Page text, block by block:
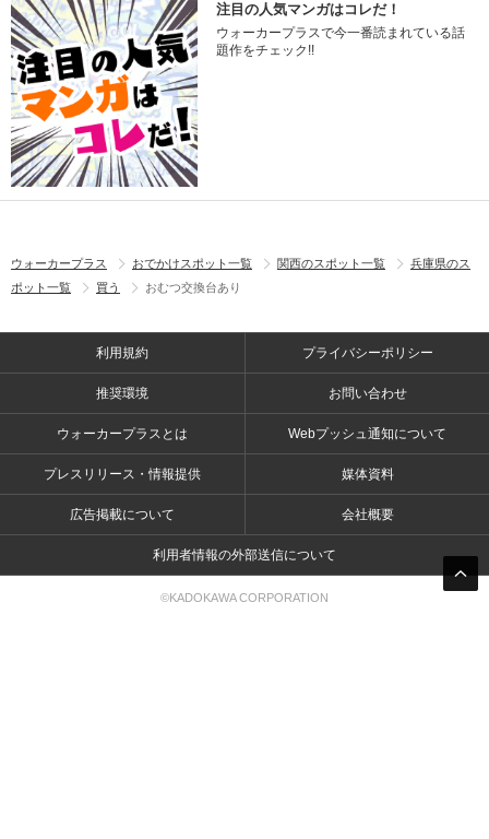
注目の人気マンガはコレだ！
ウォーカープラスで今一番読まれている話
題作をチェック!!
ウォーカープラス おでかけスポット一覧 関西のスポット一覧
兵庫県のス
ポット一覧
買う おむつ交換台あり
利用規約 プライバシーポリシー
推奨環境 お問い合わせ
ウォーカープラスとは Webプッシュ通知について
プレスリリース・情報提供 媒体資料
広告掲載について 会社概要
利用者情報の外部送信について
©KADOKAWA CORPORATION